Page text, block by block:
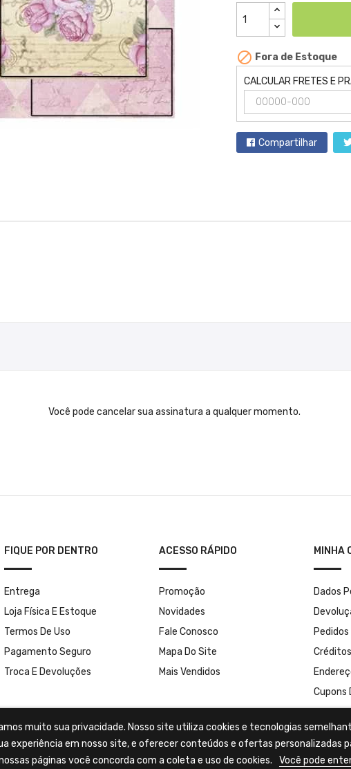
 Fora de Estoque
CALCULAR FRETES E
Compartilhar
Você pode cancelar sua assinatura a qualquer momento.
FIQUE POR DENTRO
Entrega
Loja Física E Estoque
Termos De Uso
Pagamento Seguro
Troca E Devoluções
ACESSO RÁPIDO
Promoção
Novidades
Fale Conosco
Mapa Do Site
Mais Vendidos
MINHA
Dados
Pedidos
Créditos
Cupons
muito sua privacidade. Nosso site utiliza cookies e tecnologias
experiência em nosso site, e oferecer conteúdos e ofertas personalizadas
páginas você concorda com a coleta e uso de cookies.
Você pode